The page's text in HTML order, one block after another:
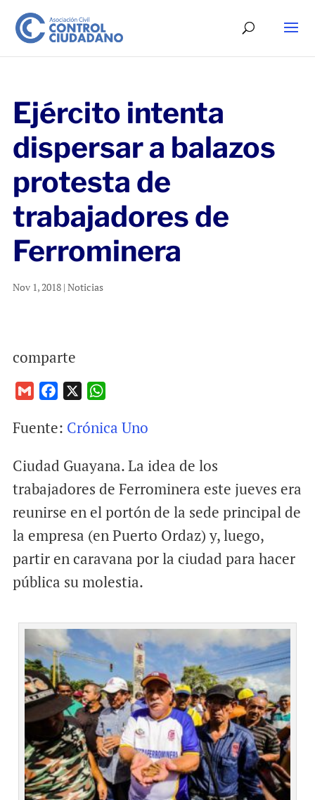
Ejército intenta
dispersar a balazos
protesta de
trabajadores de
Ferrominera
Nov 1, 2018| Noticias
comparte
a
l
c
b
o
k
a
s
A
p
Fuente: Crónica Uno
Ciudad Guayana. La idea de los
trabajadores de Ferrominera este jueves era
reunirse en el portón de la sede principal de
la empresa (en Puerto Ordaz) y, luego,
partir en caravana por la ciudad para hacer
pública su molestia.